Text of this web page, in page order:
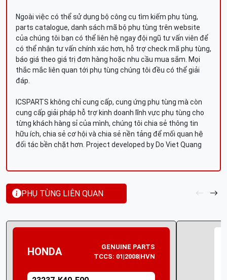
Ngoài việc có thể sử dụng bộ công cụ tìm kiếm phụ tùng,
parts catalogue, danh sách mã bộ phụ tùng trên website
của chúng tôi bạn có thể liên hệ ngay đội ngũ tư vấn viên để
có thể nhận tư vấn chính xác hơn, hỗ trợ check mã phụ tùng,
báo giá theo giá trị đơn hàng hoặc nhu cầu mua sắm. Mọi
thắc mắc liên quan tới phụ tùng chúng tôi đều có thể giải
đáp.
ICSPARTS không chỉ cung cấp, cung ứng phụ tùng mà còn
cung cấp giải pháp hỗ trợ kinh doanh lĩnh vực phụ tùng cho
từng khách hàng sỉ của mình, chúng tôi chia sẻ thông tin
hữu ích, chia sẻ cơ hội và chia sẻ nền tảng để mối quan hệ
đối tác bền chặt hơn. Project developed by Do Viet Quang
PHỤ TÙNG LIÊN QUAN
HONDA
GENUINE PARTS
TCCS: 01|2008|HVN